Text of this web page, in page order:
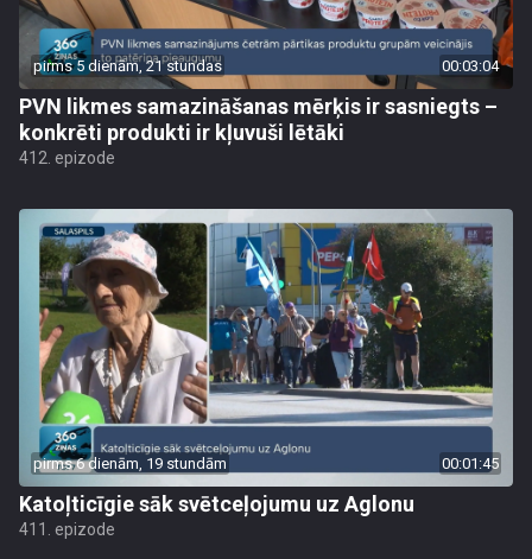
pirms 5 dienām, 21 stundas 00:03:04
PVN likmes samazināšanas mērķis ir sasniegts –
konkrēti produkti ir kļuvuši lētāki
412. epizode
pirms 6 dienām, 19 stundām 00:01:45
Katoļticīgie sāk svētceļojumu uz Aglonu
411. epizode